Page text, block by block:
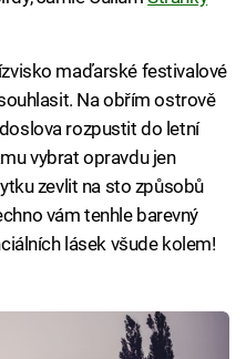
maďarské festivalové
Na obřím ostrově
rozpustit do letní
vybrat opravdu jen
zevlit na sto způsobů
vám tenhle barevný
lásek všude kolem!